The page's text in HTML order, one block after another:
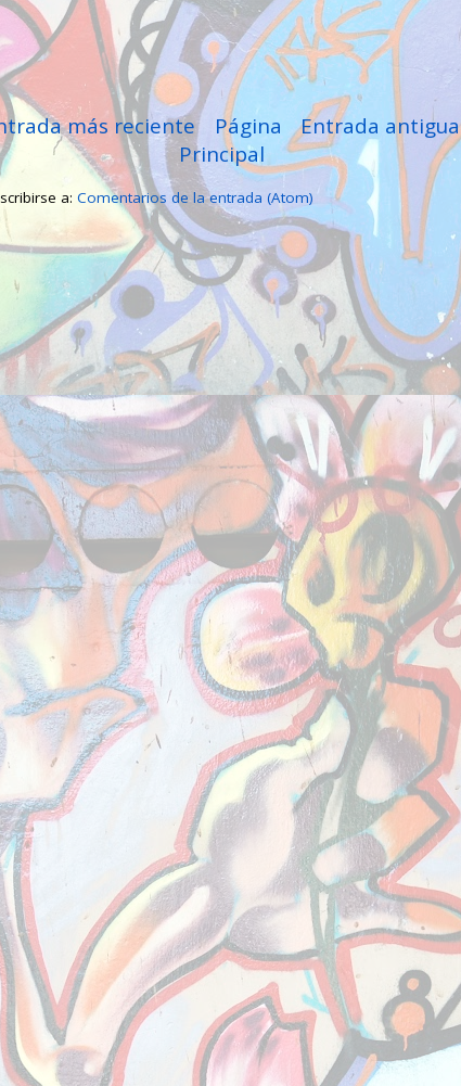
más reciente Entrada antigua
Página
Principal
a: Comentarios de la entrada (Atom)